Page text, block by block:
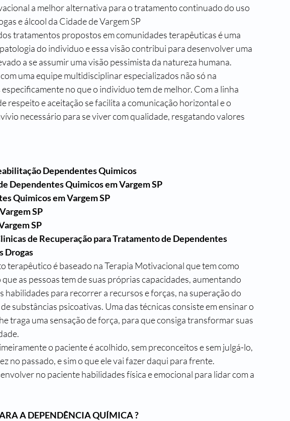
a melhor alternativa para o tratamento continuado do uso
e álcool da Cidade de Vargem SP
tratamentos propostos em comunidades terapêuticas é uma
do individuo e essa visão contribui para desenvolver uma
a se assumir uma visão pessimista da natureza humana.
uma equipe multidisciplinar especializados não só na
no que o individuo tem de melhor. Com a linha
respeito e aceitação se facilita a comunicação horizontal e o
necessário para se viver com qualidade, resgatando valores
Dependentes Quimicos
Dependentes Quimicos em Vargem SP
Quimicos em Vargem SP
SP
SP
de Recuperação para Tratamento de Dependentes
Drogas
terapêutico é baseado na Terapia Motivacional que tem como
as pessoas tem de suas próprias capacidades, aumentando
habilidades para recorrer a recursos e forças, na superação do
substâncias psicoativas. Uma das técnicas consiste em ensinar o
traga uma sensação de força, para que consiga transformar suas
o paciente é acolhido, sem preconceitos e sem julgá-lo,
no passado, e sim o que ele vai fazer daqui para frente.
no paciente habilidades física e emocional para lidar com a
A DEPENDÊNCIA QUÍMICA ?